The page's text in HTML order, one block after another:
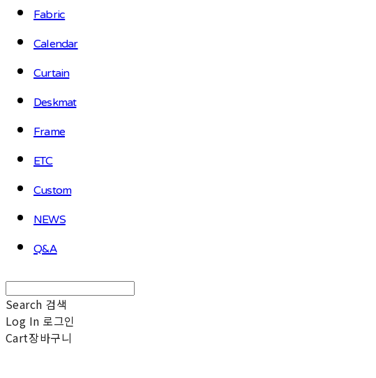
Fabric
Calendar
Curtain
Deskmat
Frame
ETC
Custom
NEWS
Q&A
Search 검색
Log In 로그인
Cart장바구니